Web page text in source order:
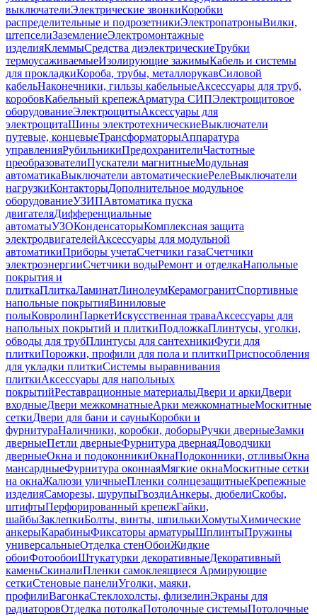
выключателиЭлектрические звонкиКоробки
распределительные и подрозетникиЭлектропатроныВилки,
штепселиЗаземлениеЭлектромонтажные
изделияКлеммыСредства диэлектрическиеТрубки
термоусаживаемыеИзолирующие зажимыКабель и системы
для прокладкиКороба, трубы, металлорукавСиловой
кабельНаконечники, гильзы кабельныеАксессуары для труб,
коробовКабельный крепежАрматура СИПЭлектрощитовое
оборудованиеЭлектрощитыАксессуары для
электрощитаШины электротехническиеВыключатели
путевые, концевыеТрансформаторыАппаратура
управленияРубильникиПредохранителиЧастотные
преобразователиПускатели магнитныеМодульная
автоматикаВыключатели автоматическиеРелеВыключатели
нагрузкиКонтакторыДополнительное модульное
оборудованиеУЗИПАвтоматика пуска
двигателяДифференциальные
автоматыУЗОКонденсаторыКомплексная защита
электродвигателейАксессуары для модульной
автоматикиПриборы учетаСчетчики газаСчетчики
электроэнергииСчетчики водыРемонт и отделкаНапольные
покрытия и
плиткаПлиткаЛаминатЛинолеумКерамогранитСпортивные
напольные покрытияВиниловые
полыКовролинПаркетИскусственная траваАксессуары для
напольных покрытий и плиткиПодложкаПлинтусы, уголки,
обводы для трубПлинтусы для сантехникиФуги для
плиткиПорожки, профили для пола и плиткиПриспособления
для укладки плиткиСистемы выравнивания
плиткиАксессуары для напольных
покрытийРеставрационные материалыДвери и аркиДвери
входныеДвери межкомнатныеАрки межкомнатныеМоскитные
сеткиДвери для бани и сауныКоробки и
фурнитураНаличники, коробки, доборыРучки дверныеЗамки
дверныеПетли дверныеФурнитура двернаяДоводчики
дверныеОкна и подоконникиОкнаПодоконники, отливыОкна
мансардныеФурнитура оконнаяМягкие окнаМоскитные сетки
на окнаЖалюзи уличныеПленки солнцезащитныеКрепежные
изделияСаморезы, шурупыГвоздиАнкеры, дюбелиСкобы,
штифтыПерфорированный крепежГайки,
шайбыЗаклепкиБолты, винты, шпилькиХомутыХимические
анкерыКарабиныФиксаторы арматурыШплинтыПружины
универсальныеОтделка стенОбоиЖидкие
обоиФотообоиШтукатурки декоративныеДекоративный
каменьСкиналиПленки самоклеящиеся Армирующие
сеткиСтеновые панелиУголки, маяки,
профилиВагонкаСтеклохолсты, флизелинЭкраны для
радиаторовОтделка потолкаПотолочные системыПотолочные